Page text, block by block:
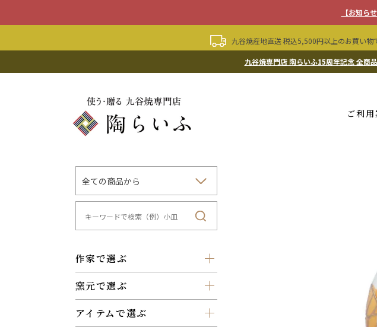
【お知ら
九谷焼産地直送 税込5,500円以上のお買い物
九谷焼専門店 陶らいふ15周年記念 全商
ご利用
作家で選ぶ
窯元で選ぶ
アイテムで選ぶ